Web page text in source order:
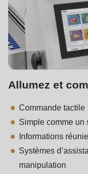
Allumez et
Commande tactile
Simple comme un
Informations
Systèmes
manipulation